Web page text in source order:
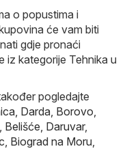
o popustima i
će vam biti
gdje pronaći
iz kategorije Tehnika u
pogledajte
Darda Borovo
Belišće Daruvar,
Biograd na Moru